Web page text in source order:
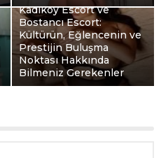
Kadıköy Escort ve
Bostancı Escort:
Kültürün, Eğlencenin ve
Prestijin Buluşma
Noktası Hakkında
Bilmeniz Gerekenler